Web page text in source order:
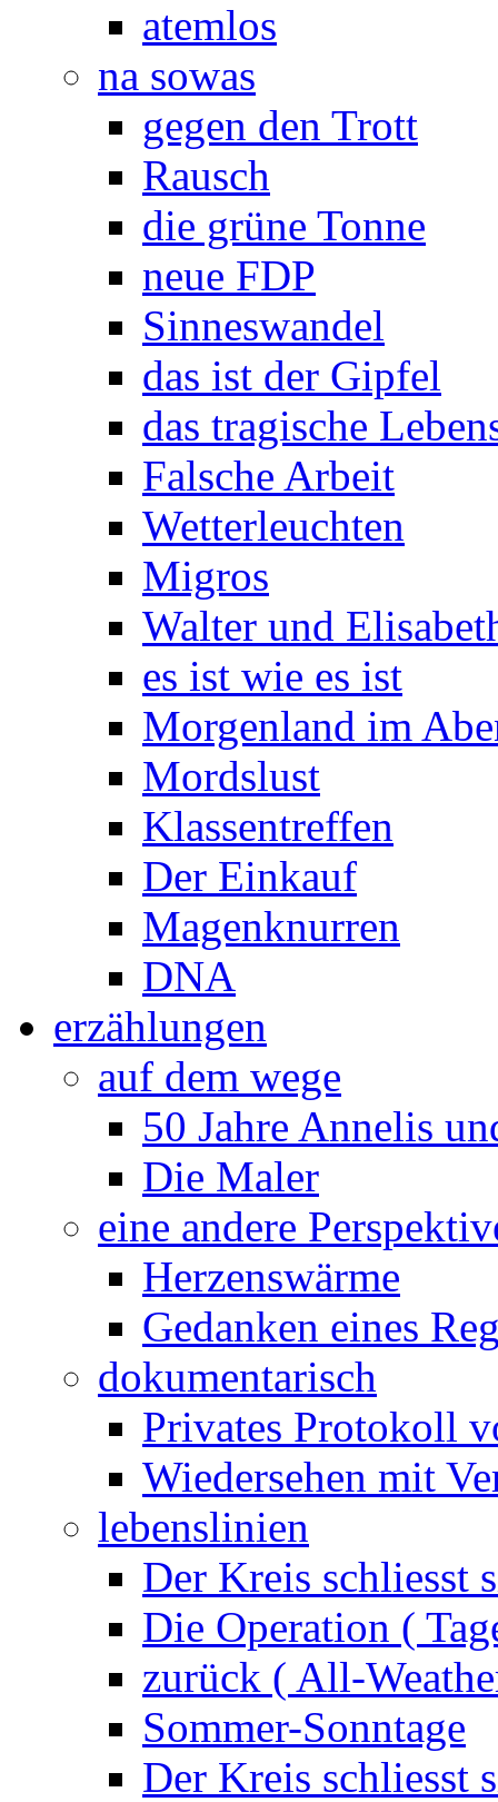
atemlos
na sowas
gegen den Trott
Rausch
die grüne Tonne
neue FDP
Sinneswandel
das ist der Gipfel
das tragische
Falsche Arbeit
Wetterleuchten
Migros
Walter und
es ist wie es ist
Morgenland im
Mordslust
Klassentreffen
Der Einkauf
Magenknurren
DNA
erzählungen
auf dem wege
50 Jahre Annelis
Die Maler
eine andere
Herzenswärme
Gedanken eines
dokumentarisch
Privates Protokoll
Wiedersehen mit
lebenslinien
Der Kreis schliesst
Die Operation (
zurück ( All-
Sommer-Sonntage
Der Kreis schliesst